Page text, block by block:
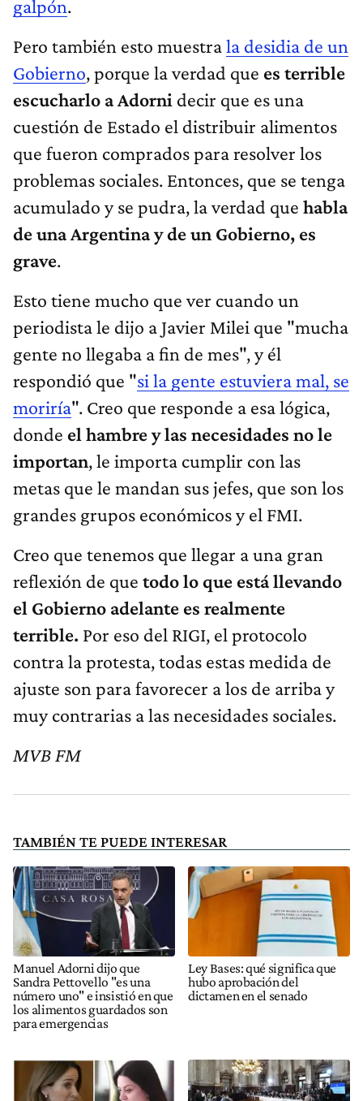
galpón.
Pero también esto muestrala desidia de un
Gobierno, porque la verdad que es terrible
escucharlo a Adorni decir que es una
cuestión de Estado el distribuir alimentos
que fueron comprados para resolver los
problemas sociales. Entonces, que se tenga
acumulado y se pudra, la verdad que habla
de una Argentina y de un Gobierno, es
grave.
Esto tiene mucho que ver cuando un
periodista le dijo a Javier Milei que "mucha
gente no llegaba a fin de mes", y él
respondió que "si la gente estuviera mal, se
moriría". Creo que responde a esa lógica,
donde el hambre y las necesidades no le
importan, le importa cumplir con las
metas que le mandan sus jefes, que son los
grandes grupos económicos y el FMI.
Creo que tenemos que llegar a una gran
reflexión de que todo lo que está llevando
el Gobierno adelante es realmente
terrible. Por eso del RIGI, el protocolo
contra la protesta, todas estas medida de
ajuste son para favorecer a los de arriba y
muy contrarias a las necesidades sociales.
MVB FM
TAMBIÉN TE PUEDE INTERESAR
Manuel Adorni dijo que
Sandra Pettovello "es una
número uno" e insistió en que
los alimentos guardados son
para emergencias
Ley Bases: qué significa que
hubo aprobación del
dictamen en el senado